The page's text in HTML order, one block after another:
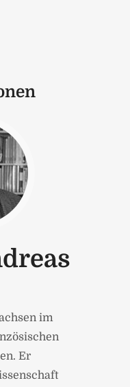
im
Er